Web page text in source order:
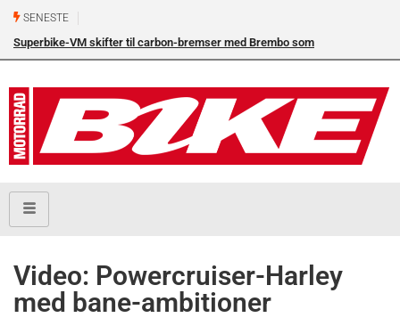
SENESTE
Superbike-VM skifter til carbon-bremser med Brembo som
Video: Powercruiser-Harley
med bane-ambitioner